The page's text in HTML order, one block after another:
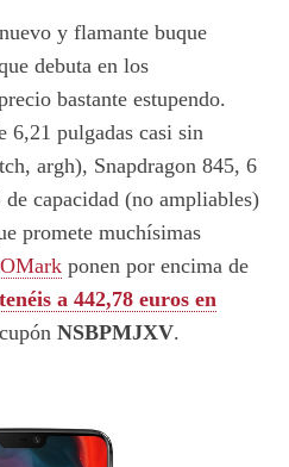
y flamante buque
debuta en los
bastante estupendo.
6,21 pulgadas casi sin
argh), Snapdragon 845, 6
capacidad (no ampliables)
promete muchísimas
ponen por encima de
a 442,78 euros en
NSBPMJXV.